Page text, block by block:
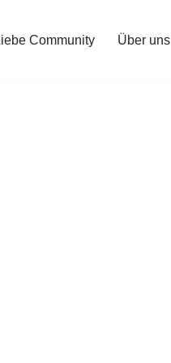
Community Über uns